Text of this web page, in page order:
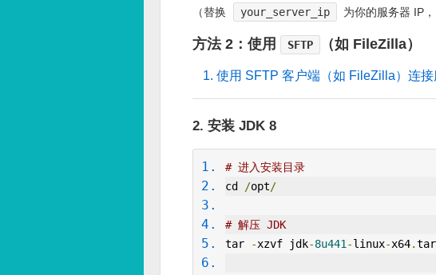
（替换 your_server_ip 为你的服务器 IP，
方法 2：使用 SFTP （如 FileZilla）
使用 SFTP 客户端（如 FileZilla）连接
2. 安装 JDK 8
# 进入安装目录
cd
/opt/
# 解压 JDK
tar
-xzvf jdk-8u441 -linux-x64.tar